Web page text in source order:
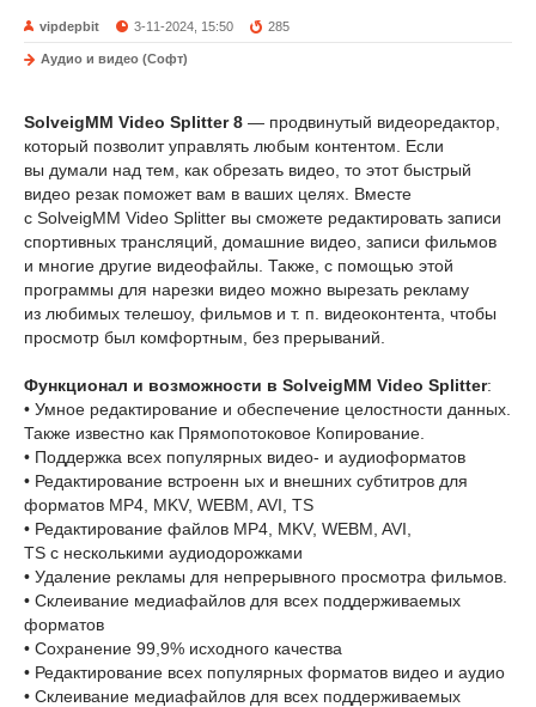
vipdepbit 3-11-2024, 15:50 285
Аудио и видео (Софт)
SolveigMM Video Splitter 8 — продвинутый видеоредактор,
который позволит управлять любым контентом. Если
вы думали над тем, как обрезать видео, то этот быстрый
видео резак поможет вам в ваших целях. Вместе
с SolveigMM Video Splitter вы сможете редактировать записи
спортивных трансляций, домашние видео, записи фильмов
и многие другие видеофайлы. Также, с помощью этой
программы для нарезки видео можно вырезать рекламу
из любимых телешоу, фильмов и т. п. видеоконтента, чтобы
просмотр был комфортным, без прерываний.
Функционал и возможности в SolveigMM Video Splitter:
• Умное редактирование и обеспечение целостности данных.
Также известно как Прямопотоковое Копирование.
• Поддержка всех популярных видео- и аудиоформатов
• Редактирование встроенн ых и внешних субтитров для
форматов MP4, MKV, WEBM, AVI, TS
• Редактирование файлов MP4, MKV, WEBM, AVI,
TS с несколькими аудиодорожками
• Удаление рекламы для непрерывного просмотра фильмов.
• Склеивание медиафайлов для всех поддерживаемых
форматов
• Сохранение 99,9% исходного качества
• Редактирование всех популярных форматов видео и аудио
• Склеивание медиафайлов для всех поддерживаемых